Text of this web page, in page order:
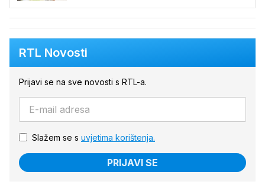
RTL Novosti
Prijavi se na sve novosti s RTL-a.
Slažem se s uvjetima korištenja.
PRIJAVI SE